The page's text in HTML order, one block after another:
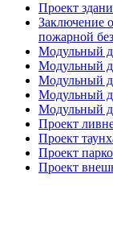
Проект
Заключение
пожарной
Модульный
Модульный
Модульный
Модульный
Модульный
Проект
Проект
Проект
Проект